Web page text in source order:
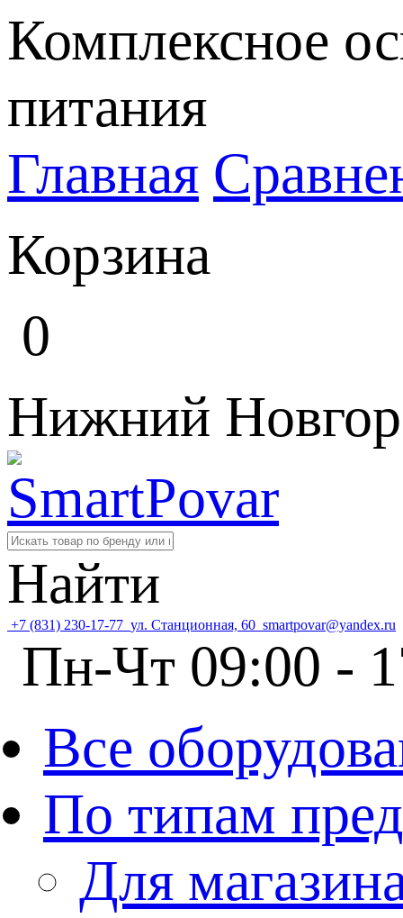
Комплексное
питания
Главная
Корзина
0
Нижний
Найти
+7 (831) 230-17-77 ул. Станционная, 60 smartpovar@yandex.ru
Пн-Чт 09:00 -
Все
По типам
Для